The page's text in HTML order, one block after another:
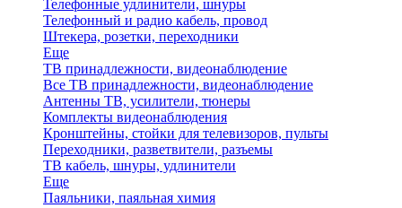
Телефонные удлинители, шнуры
Телефонный и радио кабель, провод
Штекера, розетки, переходники
Еще
ТВ принадлежности, видеонаблюдение
Все ТВ принадлежности, видеонаблюдение
Антенны ТВ, усилители, тюнеры
Комплекты видеонаблюдения
Кронштейны, стойки для телевизоров, пульты
Переходники, разветвители, разъемы
ТВ кабель, шнуры, удлинители
Еще
Паяльники, паяльная химия